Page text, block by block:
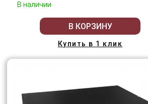
В наличии
В КОРЗИНУ
Купить в 1 клик